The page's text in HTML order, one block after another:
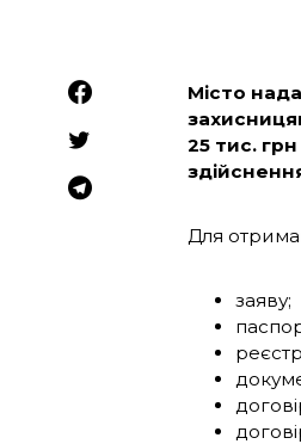
Місто
25 тис.
Для
заяву;